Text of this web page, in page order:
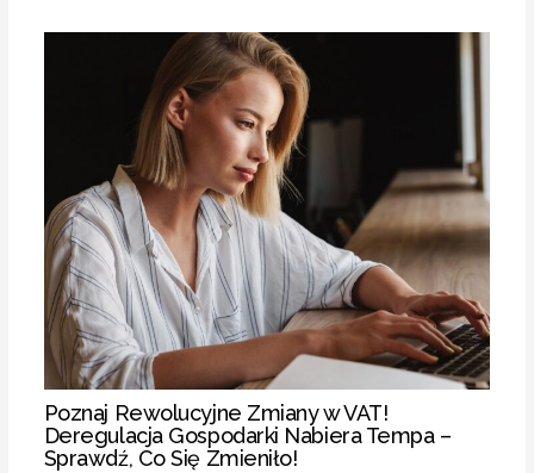
Poznaj Rewolucyjne Zmiany w VAT!
Deregulacja Gospodarki Nabiera Tempa –
Sprawdź, Co Się Zmieniło!